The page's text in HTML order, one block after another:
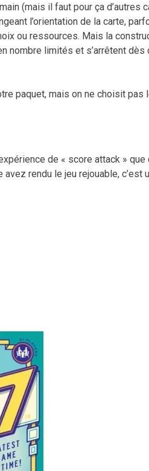
(mais il faut pour ça d’autres
l’orientation de la carte,
ou ressources. Mais la
nombre limités et s’arrêtent dès
paquet, mais on ne choisit pas
de « score attack » que
rendu le jeu rejouable, c’est